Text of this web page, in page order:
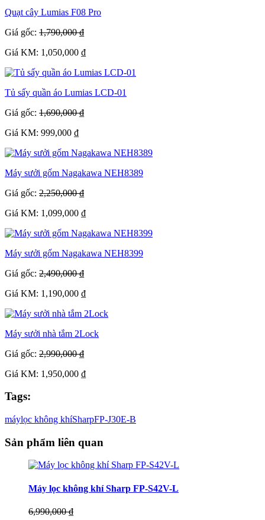
Quạt cây Lumias F08 Pro
Giá gốc: 1,790,000 ₫
Giá KM: 1,050,000 ₫
Tủ sấy quần áo Lumias LCD-01
Giá gốc: 1,690,000 ₫
Giá KM: 999,000 ₫
Máy sưởi gốm Nagakawa NEH8389
Giá gốc: 2,250,000 ₫
Giá KM: 1,099,000 ₫
Máy sưởi gốm Nagakawa NEH8399
Giá gốc: 2,490,000 ₫
Giá KM: 1,190,000 ₫
Máy sưởi nhà tắm 2Lock
Giá gốc: 2,990,000 ₫
Giá KM: 1,950,000 ₫
Tags:
máylọc không khíSharpFP-J30E-B
Sản phẩm liên quan
Máy lọc không khí Sharp FP-S42V-L
6,990,000 ₫